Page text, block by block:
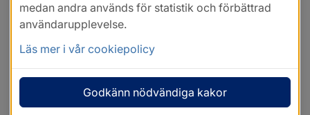
medan andra används för statistik och förbättrad
användarupplevelse.
Läs mer i vår cookiepolicy
Godkänn nödvändiga kakor